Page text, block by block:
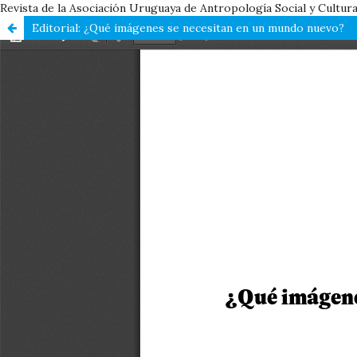
Revista de la Asociación Uruguaya de Antropología Social y
Editorial: ¿Qué imágenes se necesitan en un mundo nuevo?